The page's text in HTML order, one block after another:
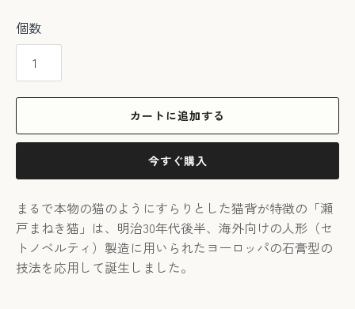
個数
カートに追加する
今すぐ購入
まるで本物の猫のようにすらりとした猫背が特徴の「瀬
戸まねき猫」は、明治30年代後半、海外向けの人形（セ
トノベルティ）製造に用いられたヨーロッパの石膏型の
技法を応用して誕生しました。